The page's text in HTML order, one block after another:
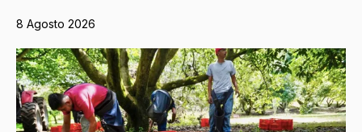
8 Agosto 2026